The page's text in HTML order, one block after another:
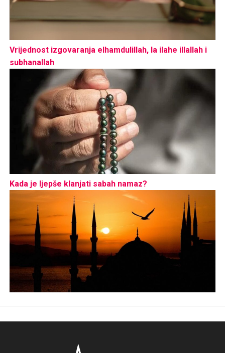
Vrijednost izgovaranja elhamdulillah, la ilahe illallah i
subhanallah
Kada je ljepše klanjati sabah namaz?